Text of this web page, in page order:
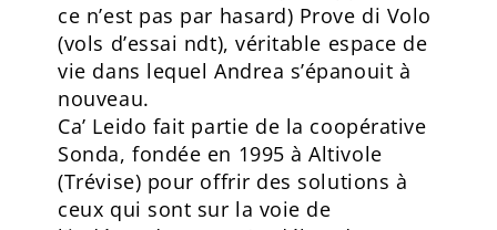
ce n’est pas par hasard) Prove di Volo
(vols d’essai ndt), véritable espace de
vie dans lequel Andrea s’épanouit à
nouveau.
Ca’ Leido fait partie de la coopérative
Sonda, fondée en 1995 à Altivole
(Trévise) pour offrir des solutions à
ceux qui sont sur la voie de